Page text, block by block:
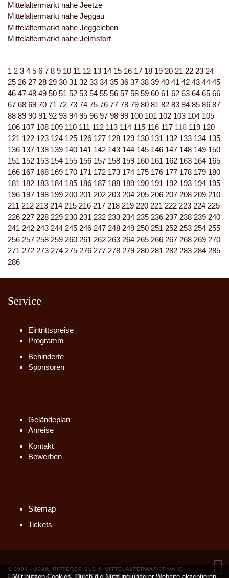
Mittelaltermarkt nahe Jeetze
Mittelaltermarkt nahe Jeggau
Mittelaltermarkt nahe Jeggeleben
Mittelaltermarkt nahe Jelmstorf
1 2 3 4 5 6 7 8 9 10 11 12 13 14 15 16 17 18 19 20 21 22 23 24
25 26 27 28 29 30 31 32 33 34 35 36 37 38 39 40 41 42 43 44 45
46 47 48 49 50 51 52 53 54 55 56 57 58 59 60 61 62 63 64 65 66
67 68 69 70 71 72 73 74 75 76 77 78 79 80 81 82 83 84 85 86 87
88 89 90 91 92 93 94 95 96 97 98 99 100 101 102 103 104 105
106 107 108 109 110 111 112 113 114 115 116 117 118 119 120
121 122 123 124 125 126 127 128 129 130 131 132 133 134 135
136 137 138 139 140 141 142 143 144 145 146 147 148 149 150
151 152 153 154 155 156 157 158 159 160 161 162 163 164 165
166 167 168 169 170 171 172 173 174 175 176 177 178 179 180
181 182 183 184 185 186 187 188 189 190 191 192 193 194 195
196 197 198 199 200 201 202 203 204 205 206 207 208 209 210
211 212 213 214 215 216 217 218 219 220 221 222 223 224 225
226 227 228 229 230 231 232 233 234 235 236 237 238 239 240
241 242 243 244 245 246 247 248 249 250 251 252 253 254 255
256 257 258 259 260 261 262 263 264 265 266 267 268 269 270
271 272 273 274 275 276 277 278 279 280 281 282 283 284 285
286
Service
Eintrittspreise
Programm
Behinderte
Sponsoren
Geländeplan
Anreise
Kontakt
Bewerben
Sitemap
Tickets
© 2004 - 2026, RITTERSPIELE & MITTELALTERMARKT NAHE
DEUTSCHLAND - ALLE RECHTE VORBEHALTEN.